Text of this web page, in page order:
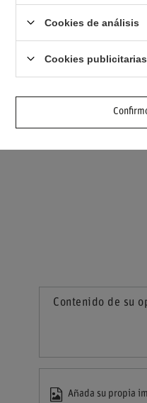
NECESITO
Haz tu pregunta y te
Contenido de su
Añada su propia
Cookies de análisis
Cookies publicitarias